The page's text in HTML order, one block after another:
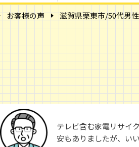
お客様の声 滋賀県栗東市/50代男性
テレビ含む家電リサイ
安もありましたが、い